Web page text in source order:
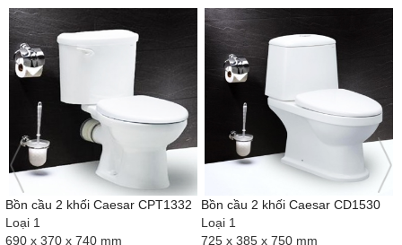
Bồn cầu 2 khối Caesar CPT1332
Loại 1
690 x 370 x 740 mm
Bồn cầu 2 khối Caesar CD1530
Loại 1
725 x 385 x 750 mm